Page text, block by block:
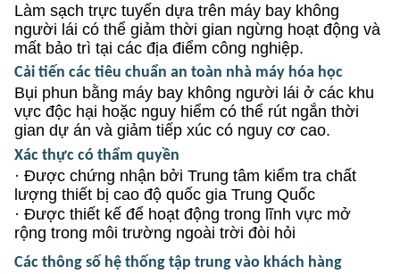
Làm sạch trực tuyến dựa trên máy bay không
người lái có thể giảm thời gian ngừng hoạt động và
mất bảo trì tại các địa điểm công nghiệp.
Cải tiến các tiêu chuẩn an toàn nhà máy hóa học
Bụi phun bằng máy bay không người lái ở các khu
vực độc hại hoặc nguy hiểm có thể rút ngắn thời
gian dự án và giảm tiếp xúc có nguy cơ cao.
Xác thực có thẩm quyền
· Được chứng nhận bởi Trung tâm kiểm tra chất
lượng thiết bị cao độ quốc gia Trung Quốc
· Được thiết kế để hoạt động trong lĩnh vực mở
rộng trong môi trường ngoài trời đòi hỏi
Các thông số hệ thống tập trung vào khách hàng